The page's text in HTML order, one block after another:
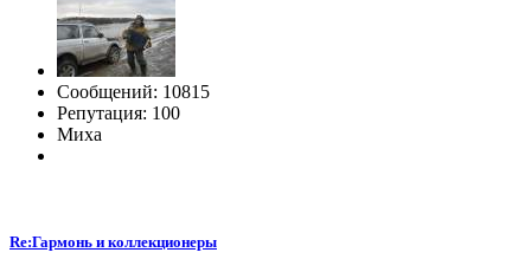
Сообщений: 10815
Репутация: 100
Миха
Re:Гармонь и коллекционеры